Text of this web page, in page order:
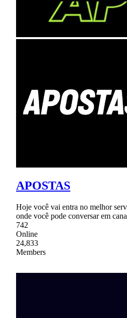
APOSTAS
Hoje você vai entra no melhor
onde você pode conversar em
742
Online
24,833
Members